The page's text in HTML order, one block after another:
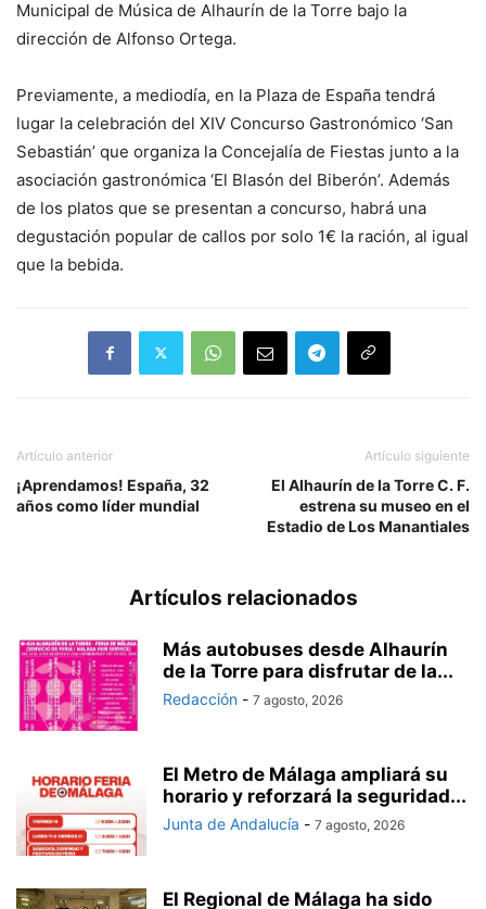
Municipal de Música de Alhaurín de la Torre bajo la
dirección de Alfonso Ortega.
Previamente, a mediodía, en la Plaza de España tendrá
lugar la celebración del XIV Concurso Gastronómico ‘San
Sebastián’ que organiza la Concejalía de Fiestas junto a la
asociación gastronómica ‘El Blasón del Biberón’. Además
de los platos que se presentan a concurso, habrá una
degustación popular de callos por solo 1€ la ración, al igual
que la bebida.
Artículo anterior
¡Aprendamos! España, 32
años como líder mundial
Artículo siguiente
El Alhaurín de la Torre C. F.
estrena su museo en el
Estadio de Los Manantiales
Artículos relacionados
Más autobuses desde Alhaurín
de la Torre para disfrutar de la...
Redacción - 7 agosto, 2026
El Metro de Málaga ampliará su
horario y reforzará la seguridad...
Junta de Andalucía - 7 agosto, 2026
El Regional de Málaga ha sido